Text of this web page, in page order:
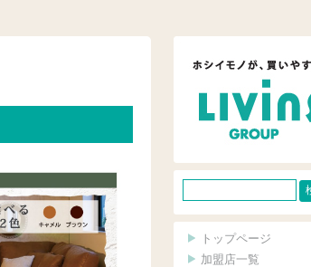
イ
ト
内
トップページ
加盟店一覧